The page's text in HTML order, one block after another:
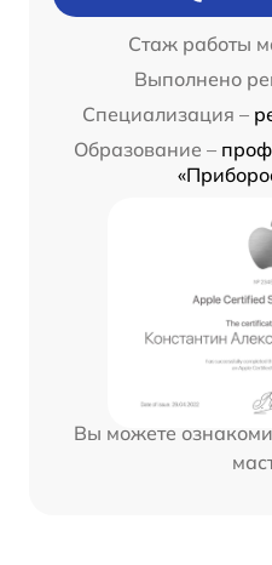
Стаж работы
Выполнено
Специализация –
Образование –
Вы можете